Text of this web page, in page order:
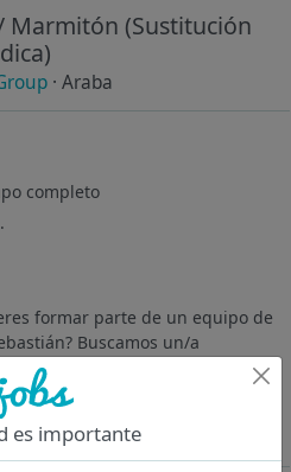
Marmitón (Sustitución
· Araba
completo
formar parte de un equipo de
Buscamos un/a
cubrir una sustitución por baja
con incorporación
es importante